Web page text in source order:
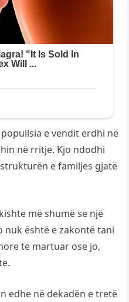
e vendit erdhi në
në rritje. Kjo ndodhi
e familjes gjatë
më shumë se një
është e zakontë tani
të martuar ose jo,
edhe në dekadën e tretë